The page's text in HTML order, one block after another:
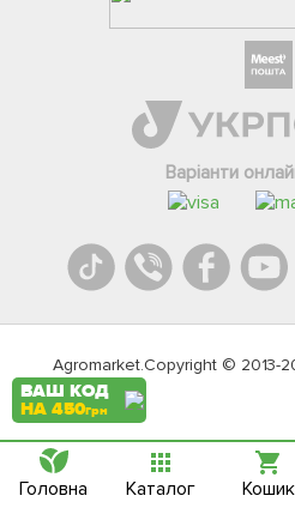
Варіанти
Agromarket.Copyright © 2013-
ВАШ КОД
НА 450грн
Головна Каталог Кошик